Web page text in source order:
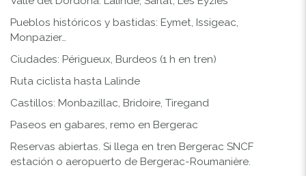
Pueblos históricos y bastidas: Eymet, Issigeac,
Monpazier…
Ciudades: Périgueux, Burdeos (1 h en tren)
Ruta ciclista hasta Lalinde
Castillos: Monbazillac, Bridoire, Tiregand
Paseos en gabares, remo en Bergerac
Reservas abiertas. Si llega en tren Bergerac SNCF
estación o aeropuerto de Bergerac-Roumanière.